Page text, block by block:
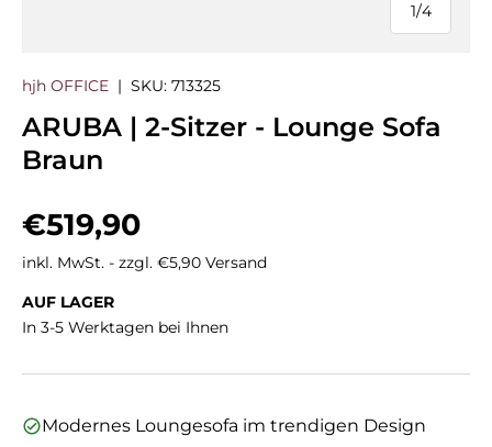
1/
von
4
hjh OFFICE | SKU: 713325
ARUBA | 2-Sitzer - Lounge Sofa
Braun
Normaler Preis
€519,90
inkl. MwSt. - zzgl. €5,90 Versand
AUF LAGER
In 3-5 Werktagen bei Ihnen
Modernes Loungesofa im trendigen Design